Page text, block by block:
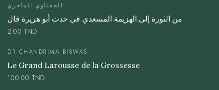
الحفناوي الماجري
من الثورة إلى الهزيمة المسعدي في حدث أبو هريرة قال
2.00 TND
DR CHANDRIMA BISWAS
Le Grand Larousse de la Grossesse
100.00 TND